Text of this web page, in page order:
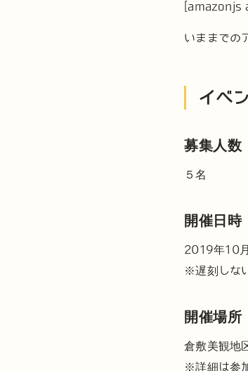
[amazonjs
いままでの
イベ
募集人数
５名
開催日時
2019年10
※遅刻しな
開催場所
倉敷美観地
※詳細は参